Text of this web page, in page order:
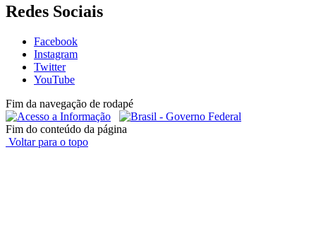
Redes Sociais
Facebook
Instagram
Twitter
YouTube
Fim da navegação de rodapé
Fim do conteúdo da página
Voltar para o topo